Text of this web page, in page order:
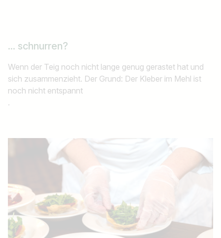
... schnurren?
Wenn der Teig noch nicht lange genug gerastet hat und
sich zusammenzieht. Der Grund: Der Kleber im Mehl ist
noch nicht entspannt
.